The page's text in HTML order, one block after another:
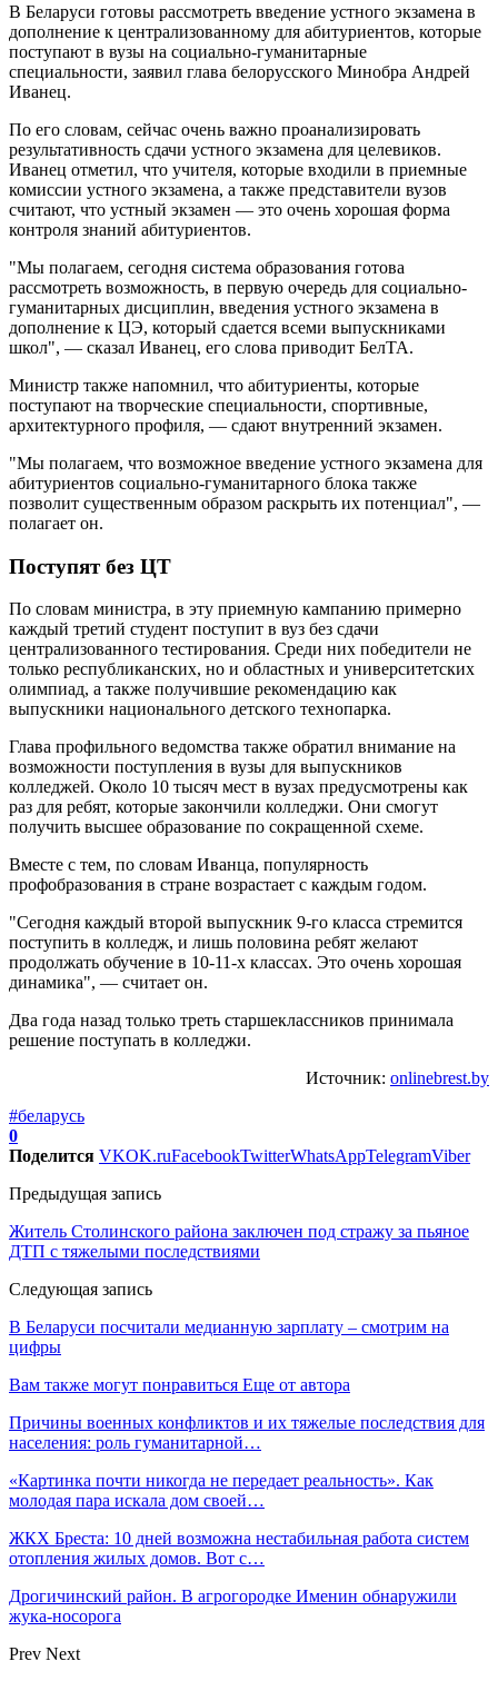
В Беларуси готовы рассмотреть введение устного экзамена в
дополнение к централизованному для абитуриентов, которые
поступают в вузы на социально-гуманитарные
специальности, заявил глава белорусского Минобра Андрей
Иванец.
По его словам, сейчас очень важно проанализировать
результативность сдачи устного экзамена для целевиков.
Иванец отметил, что учителя, которые входили в приемные
комиссии устного экзамена, а также представители вузов
считают, что устный экзамен — это очень хорошая форма
контроля знаний абитуриентов.
"Мы полагаем, сегодня система образования готова
рассмотреть возможность, в первую очередь для социально-
гуманитарных дисциплин, введения устного экзамена в
дополнение к ЦЭ, который сдается всеми выпускниками
школ", — сказал Иванец, его слова приводит БелТА.
Министр также напомнил, что абитуриенты, которые
поступают на творческие специальности, спортивные,
архитектурного профиля, — сдают внутренний экзамен.
"Мы полагаем, что возможное введение устного экзамена для
абитуриентов социально-гуманитарного блока также
позволит существенным образом раскрыть их потенциал", —
полагает он.
Поступят без ЦТ
По словам министра, в эту приемную кампанию примерно
каждый третий студент поступит в вуз без сдачи
централизованного тестирования. Среди них победители не
только республиканских, но и областных и университетских
олимпиад, а также получившие рекомендацию как
выпускники национального детского технопарка.
Глава профильного ведомства также обратил внимание на
возможности поступления в вузы для выпускников
колледжей. Около 10 тысяч мест в вузах предусмотрены как
раз для ребят, которые закончили колледжи. Они смогут
получить высшее образование по сокращенной схеме.
Вместе с тем, по словам Иванца, популярность
профобразования в стране возрастает с каждым годом.
"Сегодня каждый второй выпускник 9-го класса стремится
поступить в колледж, и лишь половина ребят желают
продолжать обучение в 10-11-х классах. Это очень хорошая
динамика", — считает он.
Два года назад только треть старшеклассников принимала
решение поступать в колледжи.
Источник: onlinebrest.by
#беларусь
0
Поделится VKOK.ruFacebookTwitterWhatsAppTelegramViber
Предыдущая запись
Житель Столинского района заключен под стражу за пьяное
ДТП с тяжелыми последствиями
Следующая запись
В Беларуси посчитали медианную зарплату – смотрим на
цифры
Вам также могут понравиться Еще от автора
Причины военных конфликтов и их тяжелые последствия для
населения: роль гуманитарной…
«Картинка почти никогда не передает реальность». Как
молодая пара искала дом своей…
ЖКХ Бреста: 10 дней возможна нестабильная работа систем
отопления жилых домов. Вот с…
Дрогичинский район. В агрогородке Именин обнаружили
жука-носорога
Prev Next